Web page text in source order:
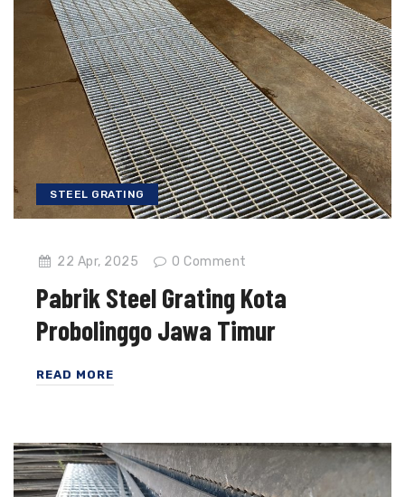
STEEL GRATING
22 Apr, 2025 0 Comment
Pabrik Steel Grating Kota
Probolinggo Jawa Timur
READ MORE